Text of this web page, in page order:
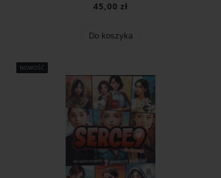
45,00 zł
Do koszyka
NOWOŚĆ